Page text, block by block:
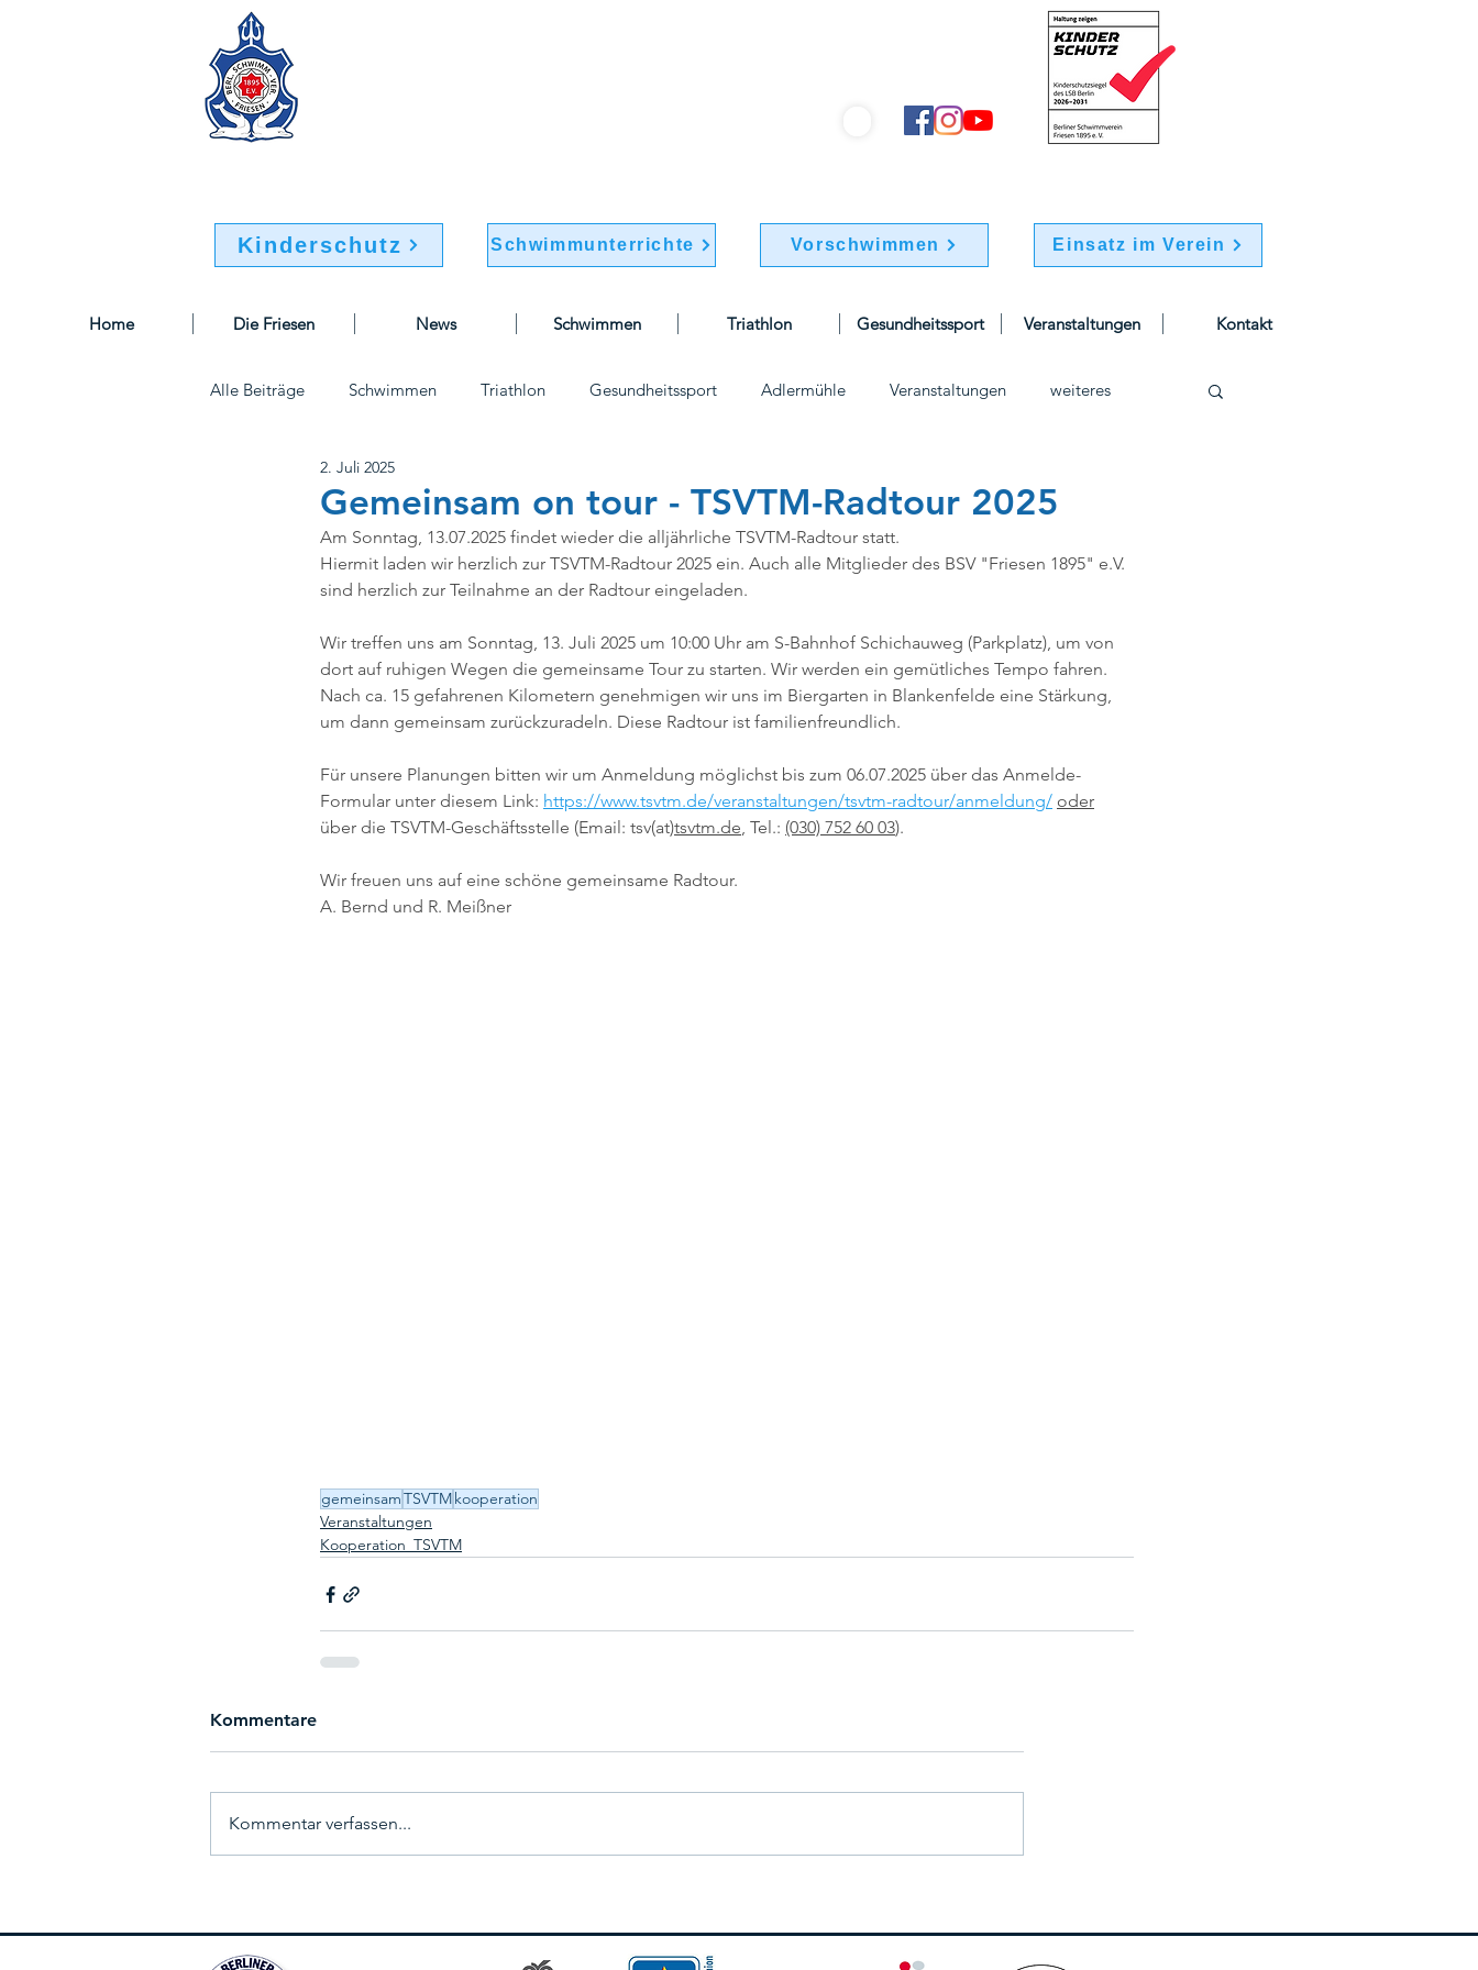
Kinderschutz Schwimmunterrichte Vorschwimmen Einsatz im Verein
Alle Beiträge Schwimmen Triathlon Gesundheitssport Adlermühle Veranstaltungen weiteres
Sportausschuss
Kombibad Mariendorf Kooperation_TSVTM Schwimmausbildung Stadtbad Tempelhof
Team Berlin Triathlon Rettungsschwimmen Masters Kooperation SG Steglitz Trikids Sportausschuss
Kombibad Gropiusstadt
Gemeinsam on tour - TSVTM-Radtour 2025
2. Juli 2025
Am Sonntag, 13.07.2025 findet wieder die alljährliche TSVTM-Radtour statt.
Hiermit laden wir herzlich zur TSVTM-Radtour 2025 ein. Auch alle Mitglieder des BSV "Friesen 1895" e.V.
sind herzlich zur Teilnahme an der Radtour eingeladen.
Wir treffen uns am Sonntag, 13. Juli 2025 um 10:00 Uhr am S-Bahnhof Schichauweg (Parkplatz), um von
dort auf ruhigen Wegen die gemeinsame Tour zu starten. Wir werden ein gemütliches Tempo fahren.
Nach ca. 15 gefahrenen Kilometern genehmigen wir uns im Biergarten in Blankenfelde eine Stärkung,
um dann gemeinsam zurückzuradeln. Diese Radtour ist familienfreundlich.
Für unsere Planungen bitten wir um Anmeldung möglichst bis zum 06.07.2025 über das Anmelde-
Formular unter diesem Link: https://www.tsvtm.de/veranstaltungen/tsvtm-radtour/anmeldung/ oder
über die TSVTM-Geschäftsstelle (Email: tsv(at)tsvtm.de, Tel.: (030) 752 60 03).
Wir freuen uns auf eine schöne gemeinsame Radtour.
A. Bernd und R. Meißner
gemeinsamTSVTM kooperation
Veranstaltungen
Kooperation_TSVTM
Kommentare
Kommentar verfassen...
Home Die Friesen News Schwimmen Triathlon Gesundheitssport Veranstaltungen Kontakt